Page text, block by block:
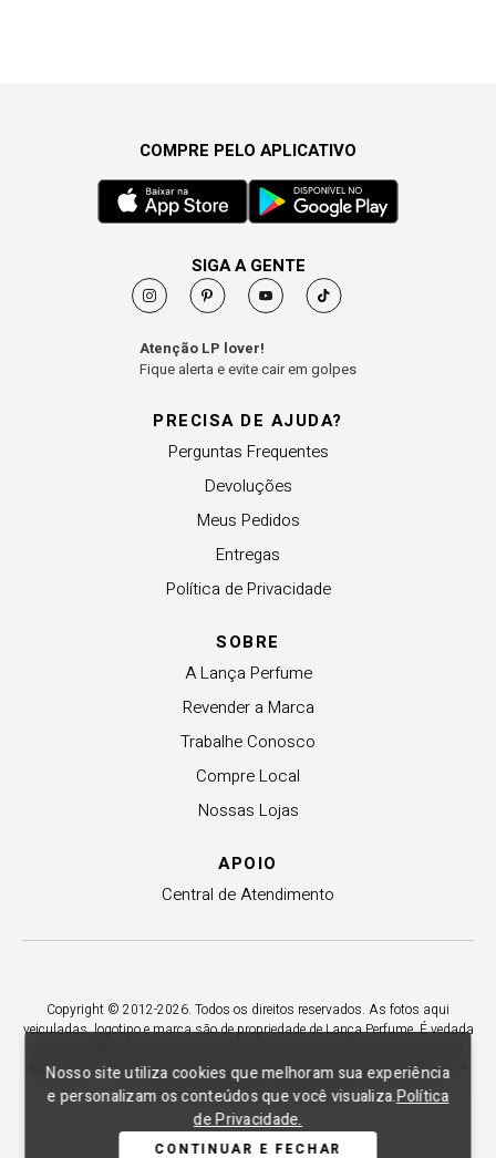
Nosso site utiliza cookies que melhoram sua experiência
e personalizam os conteúdos que você visualiza.Política
de Privacidade.
CONTINUAR E FECHAR
PRECISA DE AJUDA?
Perguntas Frequentes
Devoluções
Meus Pedidos
Entregas
Política de Privacidade
SOBRE
A Lança Perfume
Revender a Marca
Trabalhe Conosco
Compre Local
Nossas Lojas
APOIO
Central de Atendimento
COMPRE PELO APLICATIVO
SIGA A GENTE
Atenção LP lover!
Fique alerta e evite cair em golpes
Copyright © 2012-2026. Todos os direitos reservados. As fotos aqui
veiculadas, logotipo e marca são de propriedade de Lança Perfume. É vedada
Moda LTDA - CNPJ 79.653.119/0009-70 – Acesso estadual Rio Maina, nº
1925 - Vila Macarini - Criciúma/SC.